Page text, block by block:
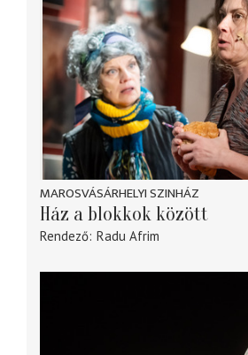
MAROSVÁSÁRHELYI SZINHÁZ
Ház a blokkok között
Rendező Radu Afrim